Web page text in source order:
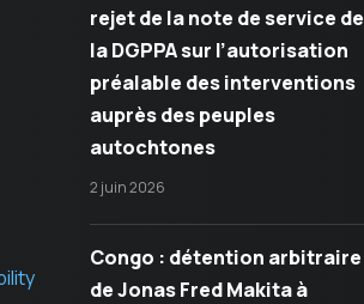
rejet de la note de service de
la DGPPA sur l’autorisation
préalable des interventions
auprès des peuples
autochtones
2 juin 2026
Congo : détention arbitraire
de Jonas Fred Makita à